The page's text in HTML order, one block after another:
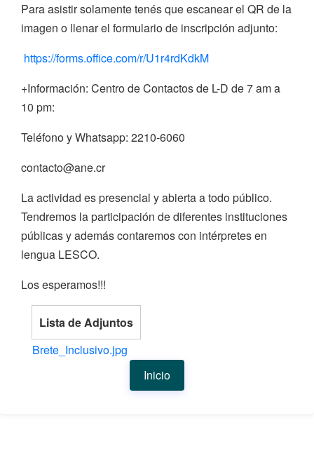
Para asistir solamente tenés que escanear el QR de la
imagen o llenar el formulario de inscripción adjunto:
https://forms.office.com/r/U1r4rdKdkM
+Información: Centro de Contactos de L-D de 7 am a
10 pm:
Teléfono y Whatsapp: 2210-6060
contacto@ane.cr
La actividad es presencial y abierta a todo público.
Tendremos la participación de diferentes instituciones
públicas y además contaremos con intérpretes en
lengua LESCO.
Los esperamos!!!
Lista de Adjuntos
Brete_Inclusivo.jpg
Inicio